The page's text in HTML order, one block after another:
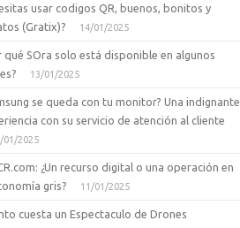
usar codigos QR, buenos, bonitos y
(Gratix)?
14/01/2025
qué SOra solo está disponible en algunos
13/01/2025
se queda con tu monitor? Una indignante
con su servicio de atención al cliente
01/2025
¿Un recurso digital o una operación en
gris?
11/01/2025
cuesta un Espectaculo de Drones